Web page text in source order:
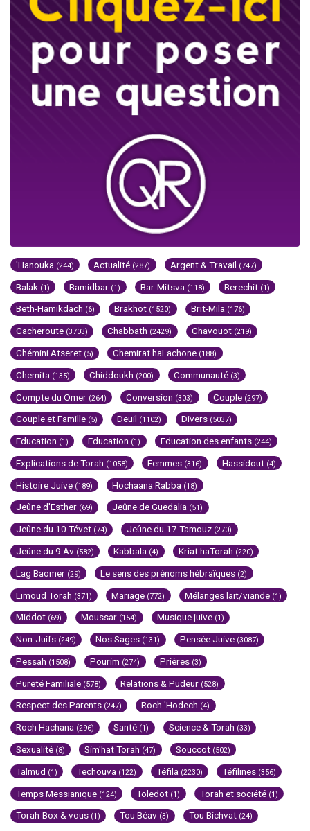
'Hanouka (244) Actualité (287) Argent & Travail (747)
Balak (1) Bamidbar (1) Bar-Mitsva (118) Berechit (1)
Beth-Hamikdach (6) Brakhot (1520) Brit-Mila (176)
Cacheroute (3703) Chabbath (2429) Chavouot (219)
Chémini Atseret (5) Chemirat haLachone (188)
Chemita (135) Chiddoukh (200) Communauté (3)
Compte du Omer (264) Conversion (303) Couple (297)
Couple et Famille (5) Deuil (1102) Divers (5037)
Education (1) Education (1) Education des enfants (244)
Explications de Torah (1058) Femmes (316) Hassidout (4)
Histoire Juive (189) Hochaana Rabba (18)
Jeûne d'Esther (69) Jeûne de Guedalia (51)
Jeûne du 10 Tévet (74) Jeûne du 17 Tamouz (270)
Jeûne du 9 Av (582) Kabbala (4) Kriat haTorah (220)
Lag Baomer (29) Le sens des prénoms hébraïques (2)
Limoud Torah (371) Mariage (772) Mélanges lait/viande (1)
Middot (69) Moussar (154) Musique juive (1)
Non-Juifs (249) Nos Sages (131) Pensée Juive (3087)
Pessah (1508) Pourim (274) Prières (3)
Pureté Familiale (578) Relations & Pudeur (528)
Respect des Parents (247) Roch 'Hodech (4)
Roch Hachana (296) Santé (1) Science & Torah (33)
Sexualité (8) Sim'hat Torah (47) Souccot (502)
Talmud (1) Techouva (122) Téfila (2230) Téfilines (356)
Temps Messianique (124) Toledot (1) Torah et société (1)
Torah-Box & vous (1) Tou Béav (3) Tou Bichvat (24)